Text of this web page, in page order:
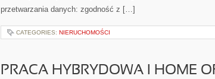
przetwarzania danych: zgodność z […]
CATEGORIES: NIERUCHOMOŚCI
PRACA HYBRYDOWA I HOME